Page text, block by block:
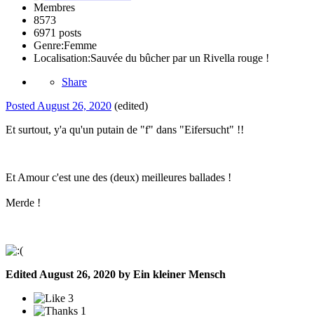
Membres
8573
6971 posts
Genre:Femme
Localisation:Sauvée du bûcher par un Rivella rouge !
Share
Posted August 26, 2020 (edited)
Et surtout, y'a qu'un putain de "f" dans "Eifersucht" !!
Et Amour c'est une des (deux) meilleures ballades !
Merde !
Edited August 26, 2020 by Ein kleiner Mensch
3
1